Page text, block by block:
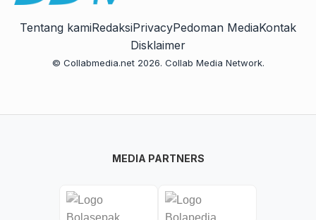
Tentang kamiRedaksiPrivacyPedoman MediaKontak
Disklaimer
© Collabmedia.net 2026. Collab Media Network.
MEDIA PARTNERS